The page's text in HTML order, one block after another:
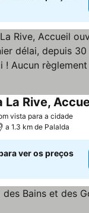
vista para a cidade
a 1.3 km de Palalda
ver os preços